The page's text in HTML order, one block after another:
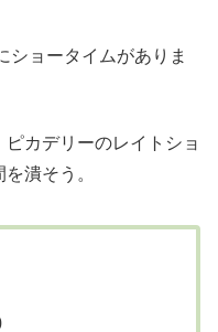
ショータイムがありま
カデリーのレイトショ
潰そう。